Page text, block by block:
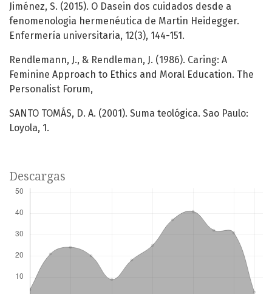
Jiménez, S. (2015). O Dasein dos cuidados desde a
fenomenologia hermenéutica de Martin Heidegger.
Enfermería universitaria, 12(3), 144-151.
Rendlemann, J., & Rendleman, J. (1986). Caring: A
Feminine Approach to Ethics and Moral Education. The
Personalist Forum,
SANTO TOMÁS, D. A. (2001). Suma teológica. Sao Paulo:
Loyola, 1.
Descargas